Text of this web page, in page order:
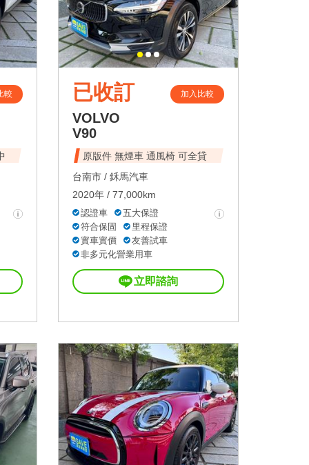
較 已收訂 加入比較
VOLVO
V90
原版件 無煙車 通風椅 可全貸
台南市 / 鉌馬汽車
2020年 / 77,000km
認證車
五大保證
符合保固
里程保證
實車實價
友善試車
非多元化營業用車
立即諮詢